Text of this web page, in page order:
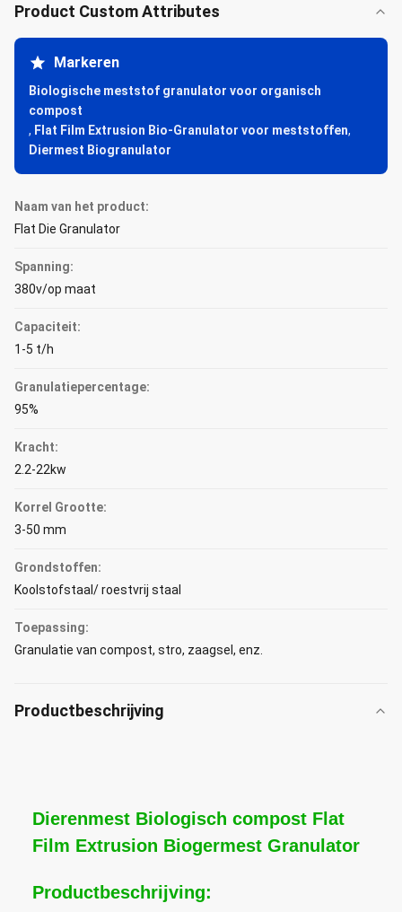
Product Custom Attributes
Markeren
Biologische meststof granulator voor organisch
compost
, Flat Film Extrusion Bio-Granulator voor meststoffen,
Diermest Biogranulator
Naam van het product:
Flat Die Granulator
Spanning:
380v/op maat
Capaciteit:
1-5 t/h
Granulatiepercentage:
95%
Kracht:
2.2-22kw
Korrel Grootte:
3-50 mm
Grondstoffen:
Koolstofstaal/ roestvrij staal
Toepassing:
Granulatie van compost, stro, zaagsel, enz.
Productbeschrijving
Dierenmest Biologisch compost Flat
Film Extrusion Biogermest Granulator
Productbeschrijving: